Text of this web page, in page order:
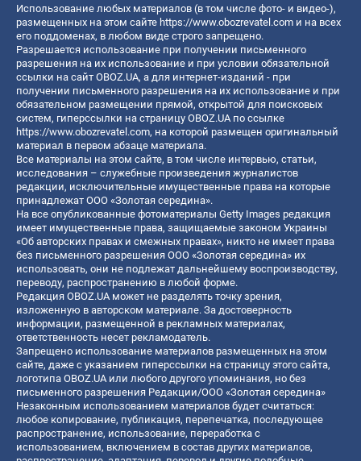
Использование любых материалов (в том числе фото- и видео-),
размещенных на этом сайте https://www.obozrevatel.com и на всех
его поддоменах, в любом виде строго запрещено.
Разрешается использование при получении письменного
разрешения на их использование и при условии обязательной
ссылки на сайт OBOZ.UA, а для интернет-изданий - при
получении письменного разрешения на их использование и при
обязательном размещении прямой, открытой для поисковых
систем, гиперссылки на страницу OBOZ.UA по ссылке
https://www.obozrevatel.com, на которой размещен оригинальный
материал в первом абзаце материала.
Все материалы на этом сайте, в том числе интервью, статьи,
исследования – служебные произведения журналистов
редакции, исключительные имущественные права на которые
принадлежат ООО «Золотая середина».
На все опубликованные фотоматериалы Getty Images редакция
имеет имущественные права, защищаемые законом Украины
«Об авторских правах и смежных правах», никто не имеет права
без письменного разрешения ООО «Золотая середина» их
использовать, они не подлежат дальнейшему воспроизводству,
переводу, распространению в любой форме.
Редакция OBOZ.UA может не разделять точку зрения,
изложенную в авторском материале. За достоверность
информации, размещенной в рекламных материалах,
ответственность несет рекламодатель.
Запрещено использование материалов размещенных на этом
сайте, даже с указанием гиперссылки на страницу этого сайта,
логотипа OBOZ.UA или любого другого упоминания, но без
письменного разрешения Редакции/ООО «Золотая середина»
Незаконным использованием материалов будет считаться:
любое копирование, публикация, перепечатка, последующее
распространение, использование, переработка с
использованием, включением в состав других материалов,